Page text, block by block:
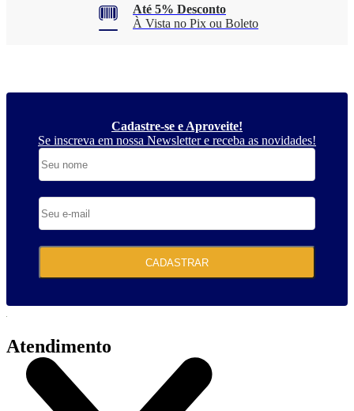
Até 5% Desconto
À Vista no Pix ou Boleto
Cadastre-se e Aproveite!
Se inscreva em nossa Newsletter e receba as novidades!
CADASTRAR
Atendimento